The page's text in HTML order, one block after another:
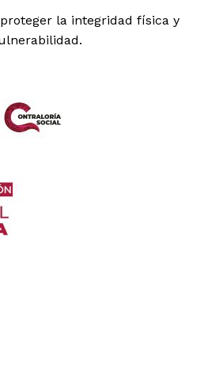
la integridad física y